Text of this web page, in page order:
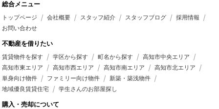
総合メニュー
トップページ 会社概要 スタッフ紹介 スタッフブログ
採用情報
お問い合わせ
不動産を借りたい
賃貸物件を探す 学区から探す 町名から探す
高知市中央エリア
高知市東エリア
高知市西エリア 高知市南エリア
高知市北エリア
単身向け物件
ファミリー向け物件
新築・築浅物件
地域優良賃貸住宅
学生さんのお部屋探し
購入・売却について